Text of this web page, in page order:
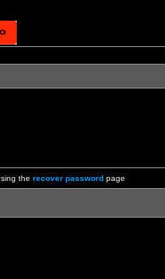
the recover password page